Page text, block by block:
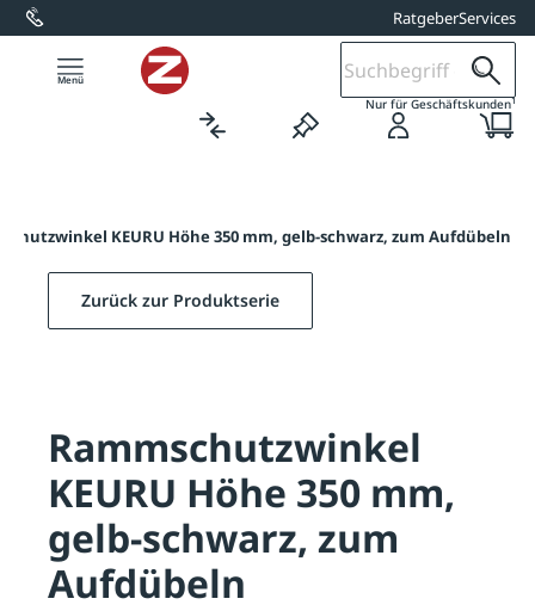
springen RatgeberServices
Nur für Geschäftskunden1
KEURU Höhe 350 mm, gelb-schwarz, zum Aufdübeln
Zurück zur Produktserie
Rammschutzwinkel
KEURU Höhe 350 mm,
gelb-schwarz, zum
Aufdübeln